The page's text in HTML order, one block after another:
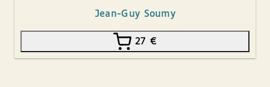
Jean-Guy Soumy
27 €